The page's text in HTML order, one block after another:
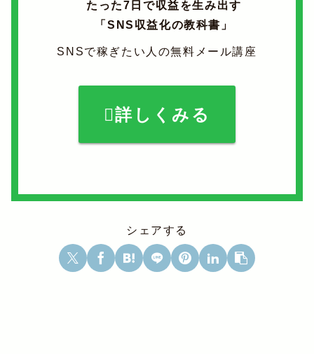
たった7日で収益を生み出す
「SNS収益化の教科書」
SNSで稼ぎたい人の無料メール講座
詳しくみる
シェアする